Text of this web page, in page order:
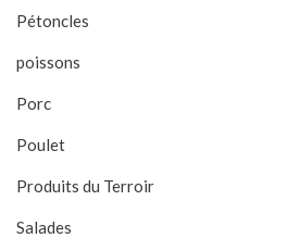
Pétoncles
poissons
Porc
Poulet
Produits du Terroir
Salades